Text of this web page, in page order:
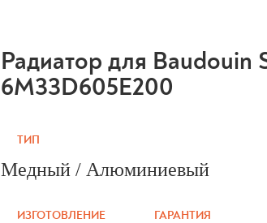
Радиатор для Baudouin
6M33D605E200
ТИП
Медный / Алюминиевый
ИЗГОТОВЛЕНИЕ ГАРАНТИЯ